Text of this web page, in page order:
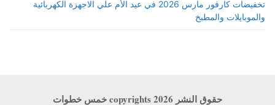
تخفيضات كارفور مارس 2026 في عيد الأم علي الاجهزة الكهربائية
والموبايلات والمطبخ
حقوق النشر copyrights 2026 خمس خطوات